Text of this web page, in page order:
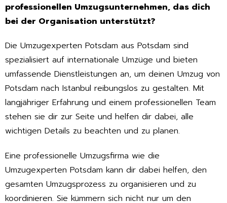
professionellen Umzugsunternehmen, das dich
bei der Organisation unterstützt?
Die Umzugexperten Potsdam aus Potsdam sind
spezialisiert auf internationale Umzüge und bieten
umfassende Dienstleistungen an, um deinen Umzug von
Potsdam nach Istanbul reibungslos zu gestalten. Mit
langjähriger Erfahrung und einem professionellen Team
stehen sie dir zur Seite und helfen dir dabei, alle
wichtigen Details zu beachten und zu planen.
Eine professionelle Umzugsfirma wie die
Umzugexperten Potsdam kann dir dabei helfen, den
gesamten Umzugsprozess zu organisieren und zu
koordinieren. Sie kümmern sich nicht nur um den